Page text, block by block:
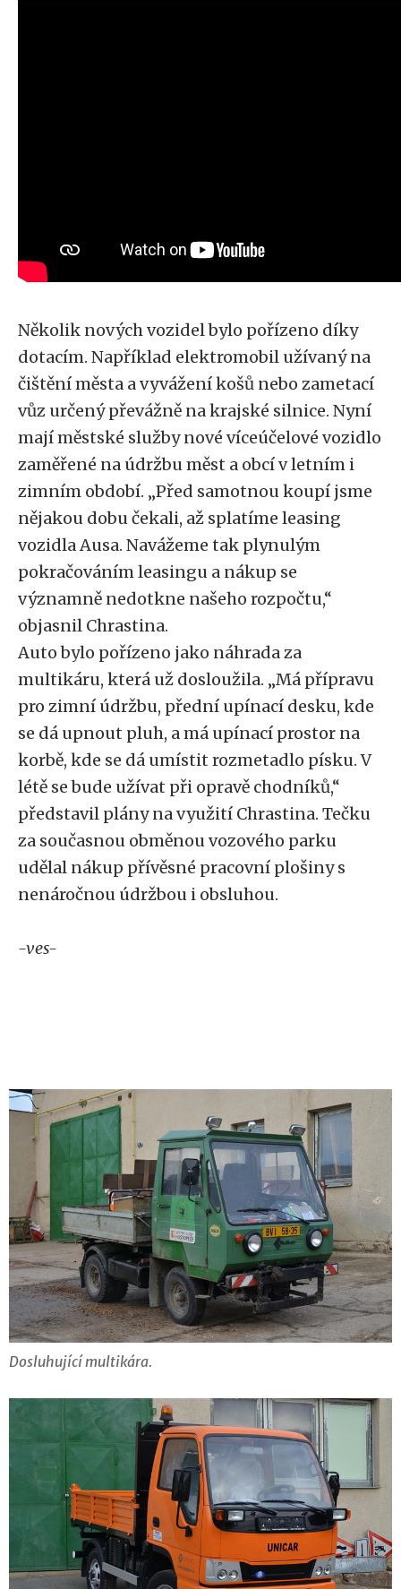
Několik nových vozidel bylo pořízeno díky
dotacím. Například elektromobil užívaný na
čištění města a vyvážení košů nebo zametací
vůz určený převážně na krajské silnice. Nyní
mají městské služby nové víceúčelové vozidlo
zaměřené na údržbu měst a obcí v letním i
zimním období. „Před samotnou koupí jsme
nějakou dobu čekali, až splatíme leasing
vozidla Ausa. Navážeme tak plynulým
pokračováním leasingu a nákup se
významně nedotkne našeho rozpočtu,“
objasnil Chrastina.
Auto bylo pořízeno jako náhrada za
multikáru, která už dosloužila. „Má přípravu
pro zimní údržbu, přední upínací desku, kde
se dá upnout pluh, a má upínací prostor na
korbě, kde se dá umístit rozmetadlo písku. V
létě se bude užívat při opravě chodníků,“
představil plány na využití Chrastina. Tečku
za současnou obměnou vozového parku
udělal nákup přívěsné pracovní plošiny s
nenáročnou údržbou i obsluhou.
-ves-
Dosluhující multikára.